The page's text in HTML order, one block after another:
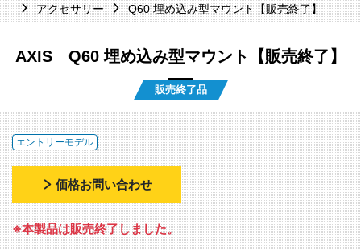
アクセサリー
Q60 埋め込み型マウント【販売終了】
AXIS Q60 埋め込み型マウント【販売終了】
販売終了品
エントリーモデル
価格お問い合わせ
※本製品は販売終了しました。